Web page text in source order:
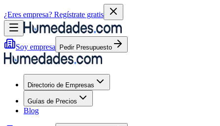
¿Eres empresa? Regístrate gratis
Soy empresa Pedir Presupuesto
Directorio de Empresas
Guías de Precios
Blog